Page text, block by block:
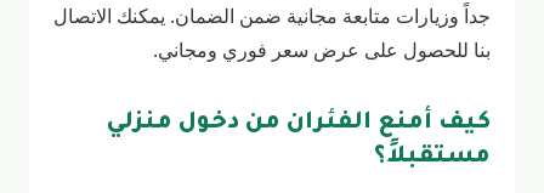
جداً وزيارات متابعة مجانية ضمن الضمان. يمكنك الاتصال
بنا للحصول على عرض سعر فوري ومجاني.
كيف أمنع الفئران من دخول منزلي
مستقبلاً؟